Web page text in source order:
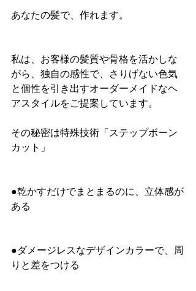
あなたの髪で、作れます。
私は、お客様の髪質や骨格を活かしな
がら、独自の感性で、さりげない色気
と個性を引き出すオーダーメイドなヘ
アスタイルをご提案しています。
その秘密は特殊技術「ステップボーン
カット」
●乾かすだけでまとまるのに、立体感が
ある
●ダメージレスなデザインカラーで、周
りと差をつける